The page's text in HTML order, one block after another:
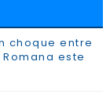
choque entre
este